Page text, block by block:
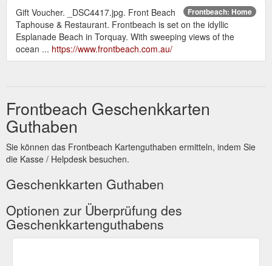
Frontbeach: Home
Gift Voucher. _DSC4417.jpg. Front Beach
Taphouse & Restaurant. Frontbeach is set on the idyllic
Esplanade Beach in Torquay. With sweeping views of the
ocean ... https://www.frontbeach.com.au/
Frontbeach Geschenkkarten
Guthaben
Sie können das Frontbeach Kartenguthaben ermitteln, indem Sie
die Kasse / Helpdesk besuchen.
Geschenkkarten Guthaben
Optionen zur Überprüfung des
Geschenkkartenguthabens